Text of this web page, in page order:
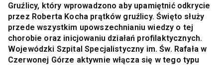
Gruźlicy, który wprowadzono aby upamiętnić odkrycie
przez Roberta Kocha prątków gruźlicy. Święto służy
przede wszystkim upowszechnianiu wiedzy o tej
chorobie oraz inicjowaniu działań profilaktycznych.
Wojewódzki Szpital Specjalistyczny im. Św. Rafała w
Czerwonej Górze aktywnie włącza się w tego typu